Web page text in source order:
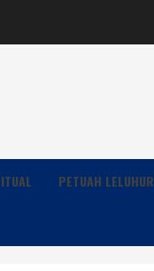
PETUAH LELUHUR